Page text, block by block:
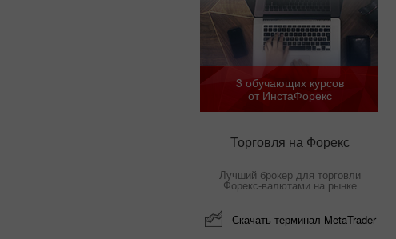
3 обучающих курсов
от ИнстаФорекс
Торговля на Форекс
Лучший брокер для торговли
Форекс-валютами на рынке
Скачать терминал MetaTrader